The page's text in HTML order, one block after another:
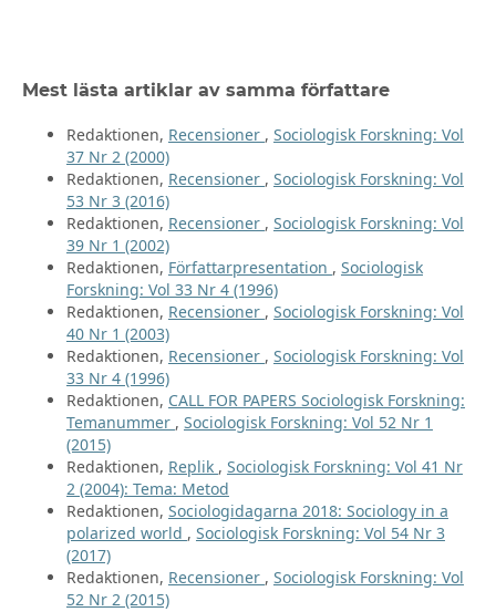
Mest lästa artiklar av samma författare
Redaktionen, Recensioner , Sociologisk Forskning: Vol
37 Nr 2 (2000)
Redaktionen, Recensioner , Sociologisk Forskning: Vol
53 Nr 3 (2016)
Redaktionen, Recensioner , Sociologisk Forskning: Vol
39 Nr 1 (2002)
Redaktionen, Författarpresentation , Sociologisk
Forskning: Vol 33 Nr 4 (1996)
Redaktionen, Recensioner , Sociologisk Forskning: Vol
40 Nr 1 (2003)
Redaktionen, Recensioner , Sociologisk Forskning: Vol
33 Nr 4 (1996)
Redaktionen, CALL FOR PAPERS Sociologisk Forskning:
Temanummer , Sociologisk Forskning: Vol 52 Nr 1
(2015)
Redaktionen, Replik , Sociologisk Forskning: Vol 41 Nr
2 (2004): Tema: Metod
Redaktionen, Sociologidagarna 2018: Sociology in a
polarized world , Sociologisk Forskning: Vol 54 Nr 3
(2017)
Redaktionen, Recensioner , Sociologisk Forskning: Vol
52 Nr 2 (2015)